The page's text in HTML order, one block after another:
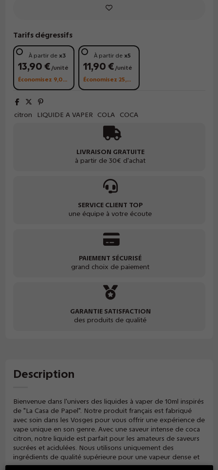
Tarifs dégressifs
À partir de x3
13,90 € /unité
Économisez 9,00 €
À partir de x5
11,90 € /unité
Économisez 25,00 €
citron LIQUIDE A VAPER COLA COCA
LIVRAISON GRATUITE
à partir de 30€ d'achat
SERVICE CLIENT TOP
une équipe à votre écoute
PAIEMENT SÉCURISÉ
grand choix de paiement
GARANTIE SATISFACTION
des produits de qualité
Description
Bienvenue dans l'univers des liquides à vaper de 10ml inspirés
de "La Casa de Papel". Notre produit français est fabriqué
avec soin dans les Vosges pour vous offrir une expérience de
vape unique en son genre. Avec une saveur intense de coca
citron, notre liquide est parfait pour les amateurs de saveurs
sucrées et acidulées. Nous utilisons uniquement des
ingrédients de qualité supérieure pour une vapeur dense et
savoureuse.